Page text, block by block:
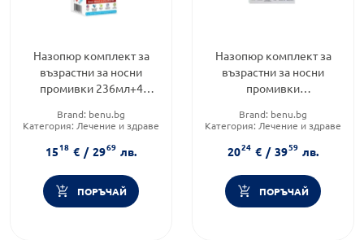
Назопюр комплект за
възрастни за носни
промивки 236мл+4
Brand: benu.bg
Категория: Лечение и здраве
1518 € / 2969 лв.
ПОРЪЧАЙ
Назопюр комплект за
възрастни за носни
промивки
Brand: benu.bg
Категория: Лечение и здраве
2024 € / 3959 лв.
ПОРЪЧАЙ